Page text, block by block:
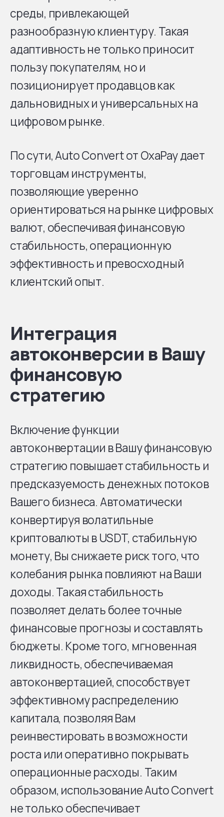
среды, привлекающей
разнообразную клиентуру. Такая
адаптивность не только приносит
пользу покупателям, но и
позиционирует продавцов как
дальновидных и универсальных на
цифровом рынке.
По сути, Auto Convert от OxaPay дает
торговцам инструменты,
позволяющие уверенно
ориентироваться на рынке цифровых
валют, обеспечивая финансовую
стабильность, операционную
эффективность и превосходный
клиентский опыт.
Интеграция
автоконверсии в Вашу
финансовую
стратегию
Включение функции
автоконвертации в Вашу финансовую
стратегию повышает стабильность и
предсказуемость денежных потоков
Вашего бизнеса. Автоматически
конвертируя волатильные
криптовалюты в USDT, стабильную
монету, Вы снижаете риск того, что
колебания рынка повлияют на Ваши
доходы. Такая стабильность
позволяет делать более точные
финансовые прогнозы и составлять
бюджеты. Кроме того, мгновенная
ликвидность, обеспечиваемая
автоконвертацией, способствует
эффективному распределению
капитала, позволяя Вам
реинвестировать в возможности
роста или оперативно покрывать
операционные расходы. Таким
образом, использование Auto Convert
не только обеспечивает